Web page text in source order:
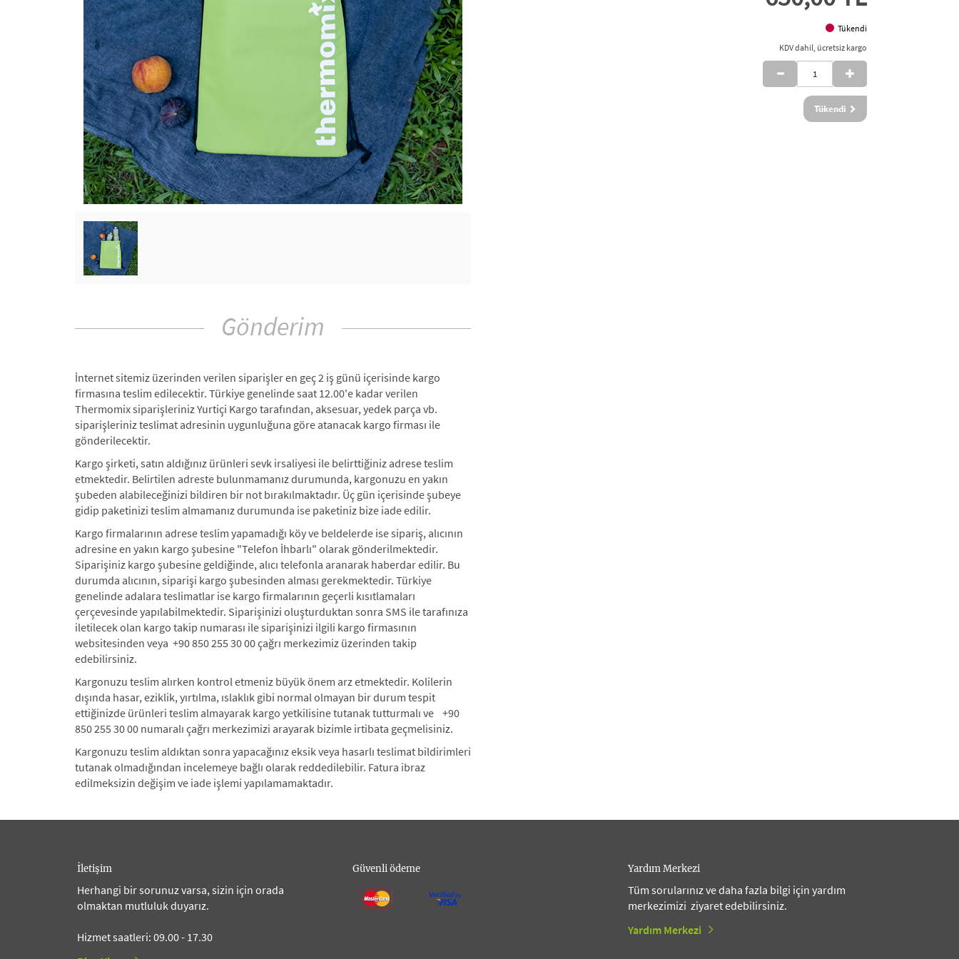
Tükendi
KDV dahil, ücretsiz kargo
Tükendi
Gönderim
İnternet sitemiz üzerinden verilen siparişler en geç 2 iş günü içerisinde kargo
firmasına teslim edilecektir. Türkiye genelinde saat 12.00'e kadar verilen
Thermomix siparişleriniz Yurtiçi Kargo tarafından, aksesuar, yedek parça vb.
siparişleriniz teslimat adresinin uygunluğuna göre atanacak kargo firması ile
gönderilecektir.
Kargo şirketi, satın aldığınız ürünleri sevk irsaliyesi ile belirttiğiniz adrese teslim
etmektedir. Belirtilen adreste bulunmamanız durumunda, kargonuzu en yakın
şubeden alabileceğinizi bildiren bir not bırakılmaktadır. Üç gün içerisinde şubeye
gidip paketinizi teslim almamanız durumunda ise paketiniz bize iade edilir.
Kargo firmalarının adrese teslim yapamadığı köy ve beldelerde ise sipariş, alıcının
adresine en yakın kargo şubesine "Telefon İhbarlı" olarak gönderilmektedir.
Siparişiniz kargo şubesine geldiğinde, alıcı telefonla aranarak haberdar edilir. Bu
durumda alıcının, siparişi kargo şubesinden alması gerekmektedir. Türkiye
genelinde adalara teslimatlar ise kargo firmalarının geçerli kısıtlamaları
çerçevesinde yapılabilmektedir. Siparişinizi oluşturduktan sonra SMS ile tarafınıza
iletilecek olan kargo takip numarası ile siparişinizi ilgili kargo firmasının
websitesinden veya +90 850 255 30 00 çağrı merkezimiz üzerinden takip
edebilirsiniz.
Kargonuzu teslim alırken kontrol etmeniz büyük önem arz etmektedir. Kolilerin
dışında hasar, eziklik, yırtılma, ıslaklık gibi normal olmayan bir durum tespit
ettiğinizde ürünleri teslim almayarak kargo yetkilisine tutanak tutturmalı ve +90
850 255 30 00 numaralı çağrı merkezimizi arayarak bizimle irtibata geçmelisiniz.
Kargonuzu teslim aldıktan sonra yapacağınız eksik veya hasarlı teslimat bildirimleri
tutanak olmadığından incelemeye bağlı olarak reddedilebilir. Fatura ibraz
edilmeksizin değişim ve iade işlemi yapılamamaktadır.
İletişim
Herhangi bir sorunuz varsa, sizin için orada
olmaktan mutluluk duyarız.
Hizmet saatleri: 09.00 - 17.30
Güvenli ödeme Yardım Merkezi
Tüm sorularınız ve daha fazla bilgi için yardım
merkezimizi ziyaret edebilirsiniz.
Yardım Merkezi